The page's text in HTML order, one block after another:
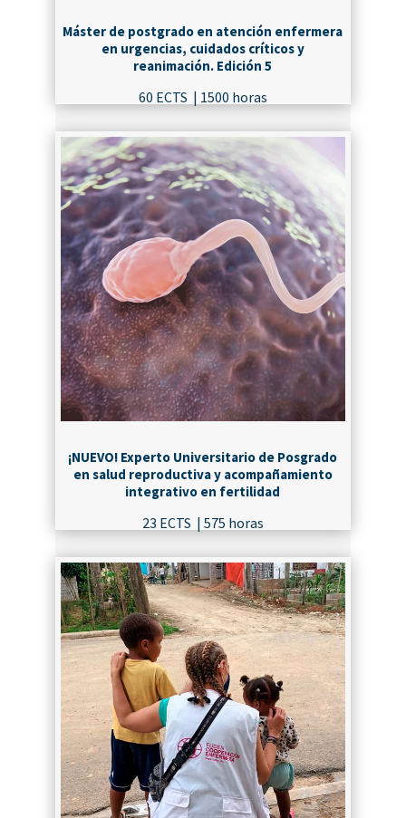
Máster de postgrado en atención enfermera
en urgencias, cuidados críticos y
reanimación. Edición 5
60 ECTS | 1500 horas
¡MATRICÚLATE!
¡NUEVO! Experto Universitario de Posgrado
en salud reproductiva y acompañamiento
integrativo en fertilidad
23 ECTS | 575 horas
¡MATRICÚLATE!